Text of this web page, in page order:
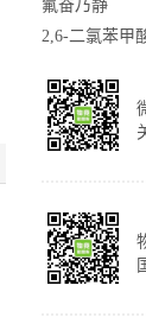
氟奋乃静
2,6-二氯苯甲